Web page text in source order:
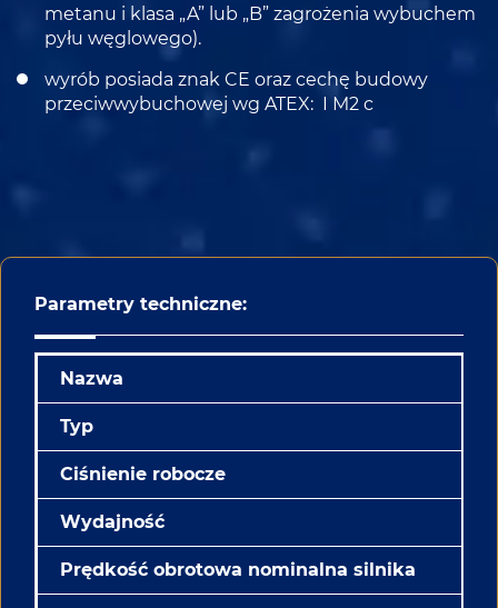
metanu i klasa „A” lub „B” zagrożenia wybuchem
pyłu węglowego).
wyrób posiada znak CE oraz cechę budowy
przeciwwybuchowej wg ATEX: I M2 c
Parametry techniczne:
Nazwa
Typ
Ciśnienie robocze
Wydajność
Prędkość obrotowa nominalna silnika